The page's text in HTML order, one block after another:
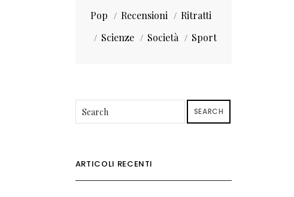
Pop
Recensioni
Ritratti
Scienze
Società Sport
SEARCH
ARTICOLI RECENTI